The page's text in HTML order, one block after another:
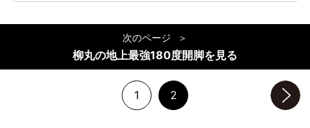
次のページ
柳丸の地上最強180度開脚を見る
1 2